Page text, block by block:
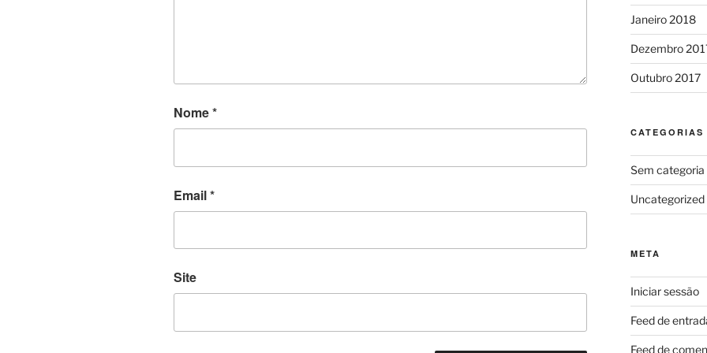
Nome*
Email*
Site
Janeiro 2018
Dezembro
Outubro 2017
CATEGORIAS
Sem categoria
Uncategorized
META
Iniciar sessão
Feed de
Feed de